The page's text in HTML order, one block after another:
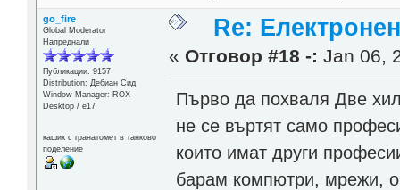
go_fire
Global Moderator
Напреднали
Публикации: 9157
Distribution: Дебиан Сид
Window Manager: ROX-
Desktop / е17
кашик с гранатомет в танково
поделение
Re:
« Отговор #18 -: Jan 06,
Първо да похваля Две
не се въртят само
които имат други
барам компютри, мрежи,